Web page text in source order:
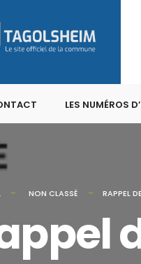
LES NUMÉROS
NON CLASSÉ RAPPEL